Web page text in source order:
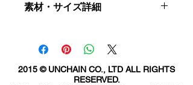
ンされてます。
てもお薦め！
素材・サイズ詳細
サイズ : アジャスタブル
2015 © UNCHAIN CO., LTD ALL RIGHTS
RESERVED.